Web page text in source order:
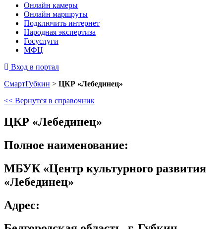
Онлайн камеры
Онлайн маршруты
Подключить интернет
Народная экспертиза
Госуслуги
МФЦ
Вход в портал
СмартГубкин > ЦКР «Лебединец»
<< Вернутся в справочник
ЦКР «Лебединец»
Полное наименование:
МБУК «Центр культурного развития
«Лебединец»
Адрес: